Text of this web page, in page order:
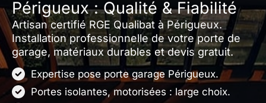
Périgueux : Qualité & Fiabilité
Artisan certifié RGE Qualibat à Périgueux.
Installation professionnelle de votre porte de
garage, matériaux durables et devis gratuit.
Expertise pose porte garage Périgueux.
Portes isolantes, motorisées : large choix.